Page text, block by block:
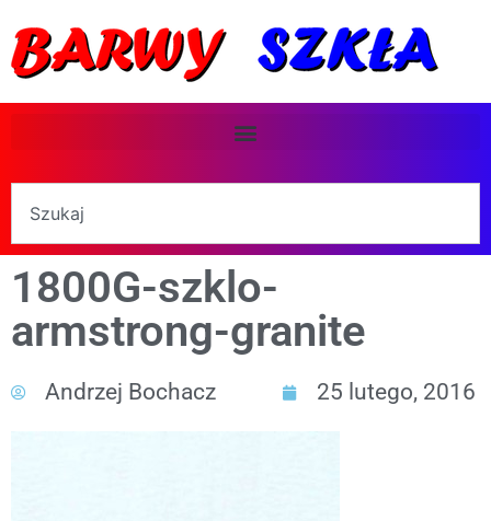
1800G-szklo-
armstrong-granite
Andrzej Bochacz 25 lutego, 2016